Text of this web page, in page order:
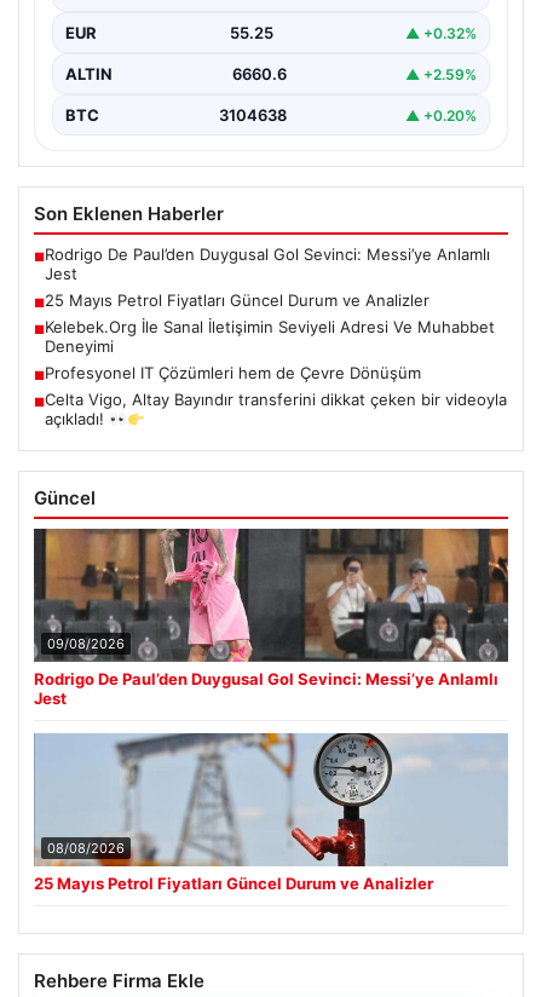
gelişmeler petrol…
EUR 55.25 ▲ +0.32%
ALTIN 6660.6 ▲ +2.59%
BTC 3104638 ▲ +0.20%
Son Eklenen Haberler
■Rodrigo De Paul’den Duygusal Gol Sevinci: Messi’ye Anlamlı
Jest
■25 Mayıs Petrol Fiyatları Güncel Durum ve Analizler
■Kelebek.Org İle Sanal İletişimin Seviyeli Adresi Ve Muhabbet
Deneyimi
■Profesyonel IT Çözümleri hem de Çevre Dönüşüm
■Celta Vigo, Altay Bayındır transferini dikkat çeken bir videoyla
açıkladı!
Güncel
09/08/2026
Rodrigo De Paul’den Duygusal Gol Sevinci: Messi’ye Anlamlı
Jest
08/08/2026
25 Mayıs Petrol Fiyatları Güncel Durum ve Analizler
Rehbere Firma Ekle